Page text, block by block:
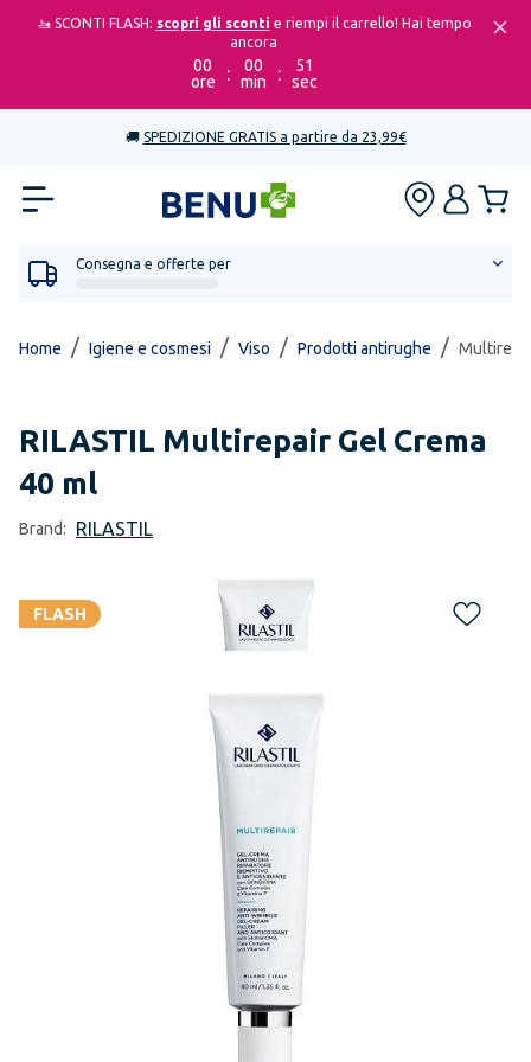
🚤 SCONTI FLASH: scopri gli sconti e riempi il carrello! Hai tempo
ancora
00
ore
:
00
min
:
51
sec
🚚 SPEDIZIONE GRATIS a partire da 23,99€
Consegna e offerte per
Home / Igiene e cosmesi / Viso / Prodotti antirughe /
RILASTIL Multirepair Gel Crema
40 ml
Brand: RILASTIL
FLASH